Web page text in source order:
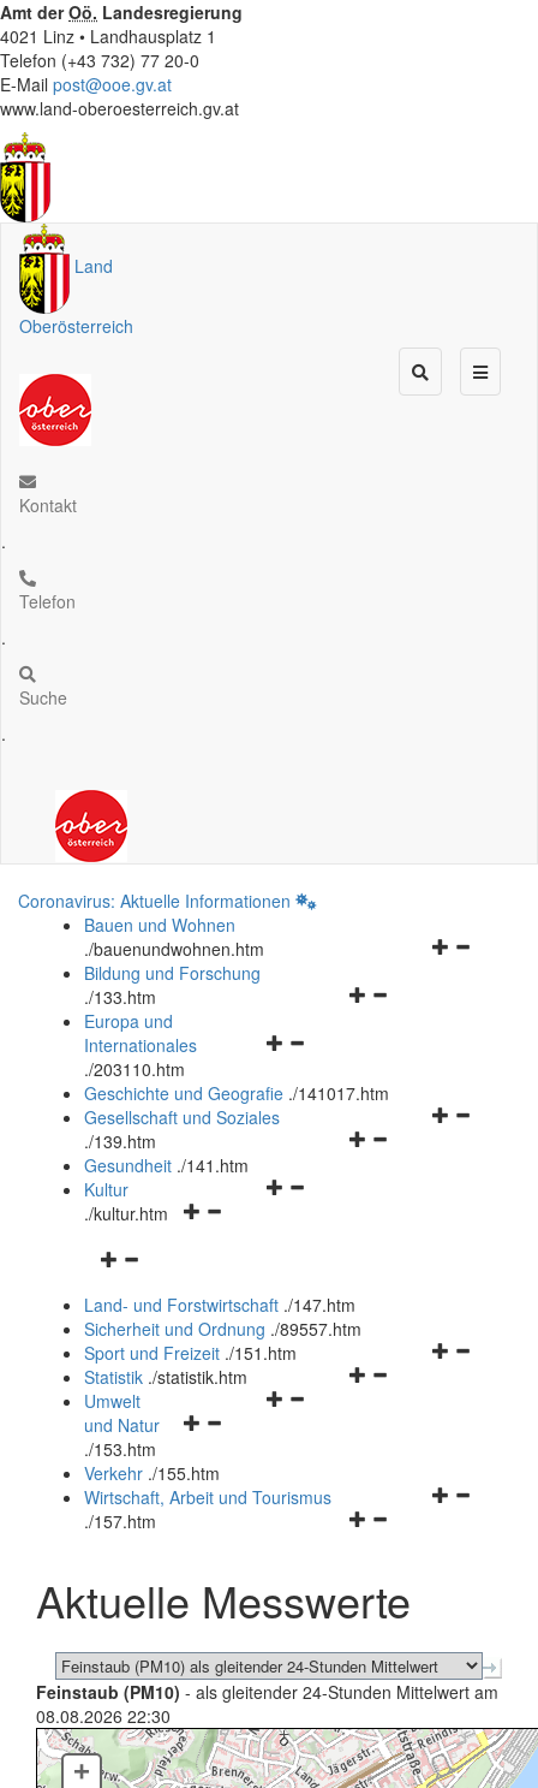
Amt derOö. Landesregierung
4021 Linz • Landhausplatz 1
Telefon (+43 732) 77 20-0
E-Mail post@ooe.gv.at
www.land-oberoesterreich.gv.at
Land
Oberösterreich
Kontakt
.
Telefon
.
Suche
.
Coronavirus: Aktuelle Informationen
Bauen und Wohnen
./bauenundwohnen.htm
Navigationsmenü
Bildung und Forschung
./133.htm
Navigationsmenü
und
schließen
Europa und
Internationales
./203110.htm
Geschichte und Geografie ./141017.htm
Navigationsmenü
Gesellschaft und Soziales
./139.htm
Navigationsmenü
Gesundheit ./141.htm
Navigationsmenü
Kultur
./kultur.htm
Navigationsmenü
und
schließen
Land- und Forstwirtschaft ./147.htm
Sicherheit und Ordnung ./89557.htm
Navigationsmenü
Sport und Freizeit ./151.htm
Navigationsmenü
Statistik ./statistik.htm
Navigationsmenü
und
schließen
Umwelt
und Natur
./153.htm
Verkehr ./155.htm
Navigationsmenü
schließen
Wirtschaft, Arbeit und Tourismus
./157.htm
Aktuelle Messwerte
Feinstaub (PM10) - als gleitender 24-Stunden Mittelwert am
08.08.2026 22:30
+